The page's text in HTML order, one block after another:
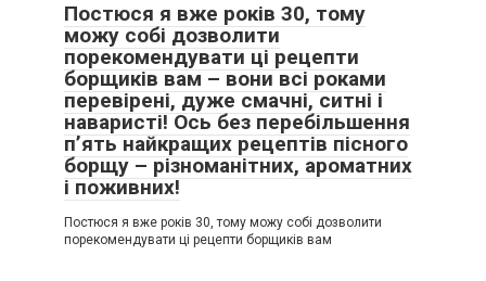
Постюся я вже років 30, тому
можу собі дозволити
порекомендувати ці рецепти
борщиків вам – вони всі роками
перевірені, дуже смачні, ситні і
наваристі! Ось без перебільшення
п’ять найкращих рецептів пісного
борщу – різноманітних, ароматних
і поживних!
Постюся я вже років 30, тому можу собі дозволити
порекомендувати ці рецепти борщиків вам